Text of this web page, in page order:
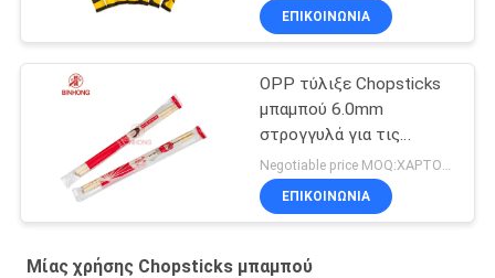
ΕΠΙΚΟΙΝΩΝΙΑ
OPP τύλιξε Chopsticks
μπαμπού 6.0mm
στρογγυλά για τις
εκκλησίες
ΕΠΙΚΟΙΝΩΝΙΑ
Μίας χρήσης Chopsticks μπαμπού